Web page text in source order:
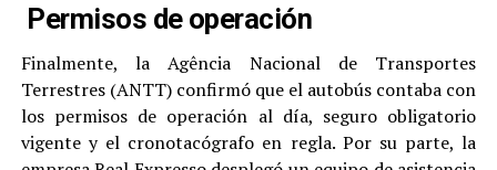
Permisos de operación
Finalmente, la Agência Nacional de Transportes
Terrestres (ANTT) confirmó que el autobús contaba con
los permisos de operación al día, seguro obligatorio
vigente y el cronotacógrafo en regla. Por su parte, la